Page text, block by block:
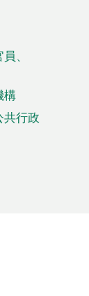
、
構
共行政